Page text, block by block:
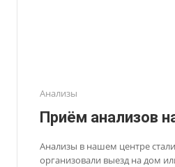
Анализы
Приём анализов
Анализы в нашем центре
организовали выезд на дом